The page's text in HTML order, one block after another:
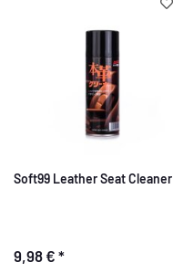
Soft99 Leather Seat Cleaner
9,98 € *